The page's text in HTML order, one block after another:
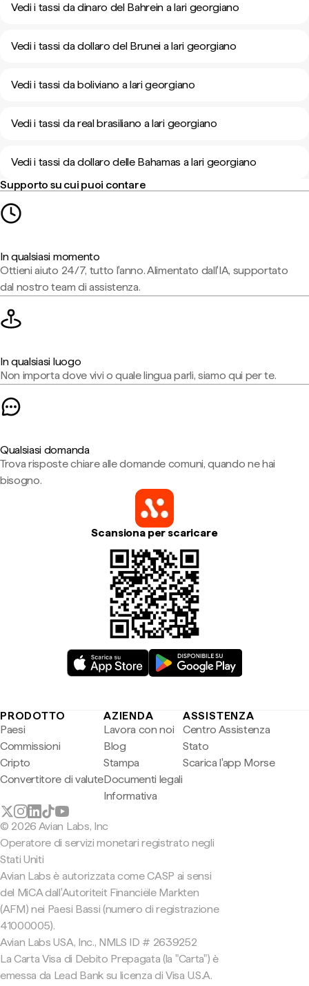
Vedi i tassi da dinaro del Bahrein a lari georgiano
Vedi i tassi da dollaro del Brunei a lari georgiano
Vedi i tassi da boliviano a lari georgiano
Vedi i tassi da real brasiliano a lari georgiano
Vedi i tassi da dollaro delle Bahamas a lari georgiano
Supporto su cui puoi contare
In qualsiasi momento
Ottieni aiuto 24/7, tutto l'anno. Alimentato dall'IA, supportato
dal nostro team di assistenza.
In qualsiasi luogo
Non importa dove vivi o quale lingua parli, siamo qui per te.
Qualsiasi domanda
Trova risposte chiare alle domande comuni, quando ne hai
bisogno.
Scansiona per scaricare
PRODOTTO
Paesi
Commissioni
Cripto
Convertitore di valute
AZIENDA
Lavora con noi
Blog
Stampa
Documenti legali
Informativa
ASSISTENZA
Centro Assistenza
Stato
Scarica l'app Morse
© 2026 Avian Labs, Inc
Operatore di servizi monetari registrato negli
Stati Uniti
Avian Labs è autorizzata come CASP ai sensi
del MiCA dall'Autoriteit Financiële Markten
(AFM) nei Paesi Bassi (numero di registrazione
41000005).
Avian Labs USA, Inc., NMLS ID # 2639252
La Carta Visa di Debito Prepagata (la "Carta") è
emessa da Lead Bank su licenza di Visa U.S.A.